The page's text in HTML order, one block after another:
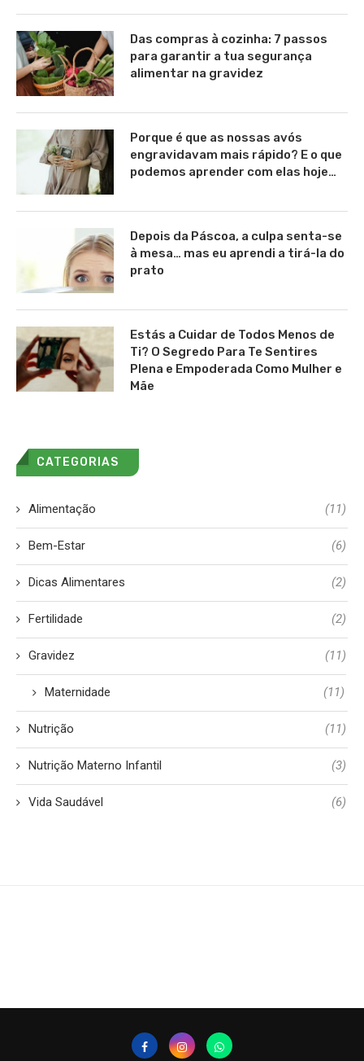
Das compras à cozinha: 7 passos
para garantir a tua segurança
alimentar na gravidez
Porque é que as nossas avós
engravidavam mais rápido? E o que
podemos aprender com elas hoje…
Depois da Páscoa, a culpa senta-se
à mesa… mas eu aprendi a tirá-la do
prato
Estás a Cuidar de Todos Menos de
Ti? O Segredo Para Te Sentires
Plena e Empoderada Como Mulher e
Mãe
CATEGORIAS
Alimentação (11)
Bem-Estar (6)
Dicas Alimentares (2)
Fertilidade (2)
Gravidez (11)
Maternidade (11)
Nutrição (11)
Nutrição Materno Infantil (3)
Vida Saudável (6)